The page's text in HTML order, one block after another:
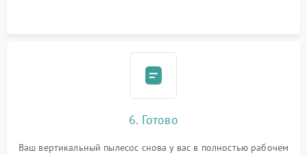
6. Готово
Ваш вертикальный пылесос снова у вас в полностью рабочем